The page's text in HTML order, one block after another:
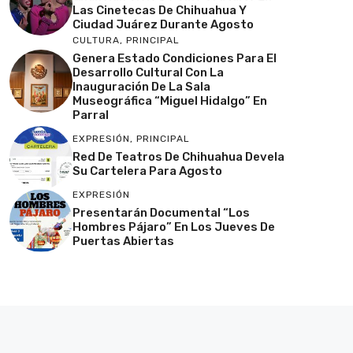
Las Cinetecas De Chihuahua Y
Ciudad Juárez Durante Agosto
CULTURA, PRINCIPAL
Genera Estado Condiciones Para El
Desarrollo Cultural Con La
Inauguración De La Sala
Museográfica “Miguel Hidalgo” En
Parral
EXPRESIÓN, PRINCIPAL
Red De Teatros De Chihuahua Devela
Su Cartelera Para Agosto
EXPRESIÓN
Presentarán Documental “Los
Hombres Pájaro” En Los Jueves De
Puertas Abiertas